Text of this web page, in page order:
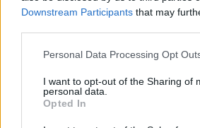
Downstream Participants that may
Please note that this website/app uses
not limited to your visit or usage
grant or deny consent to Google and
use your data for below specified
consent section.
Personal Data Processing Opt
I want to opt-out of the Sharing of
personal data.
Opted In
Λιάτη, προκειμένου η
Η ψηφοφορία για την έκφραση
γνώμης θα διεξαχθεί κατά την 3η